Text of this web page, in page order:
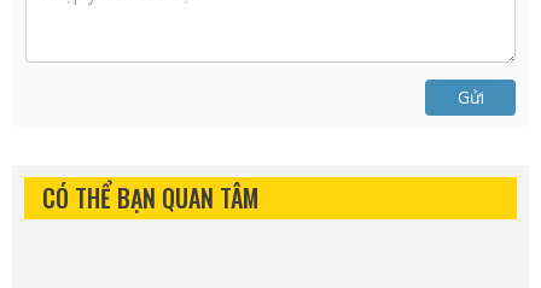
Gửi
CÓ THỂ BẠN QUAN TÂM